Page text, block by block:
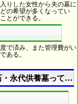
りした女性から夫の墓に
の希望が多くなってい
とができる。
で済み、また管理費がい
ある。
・永代供養墓って